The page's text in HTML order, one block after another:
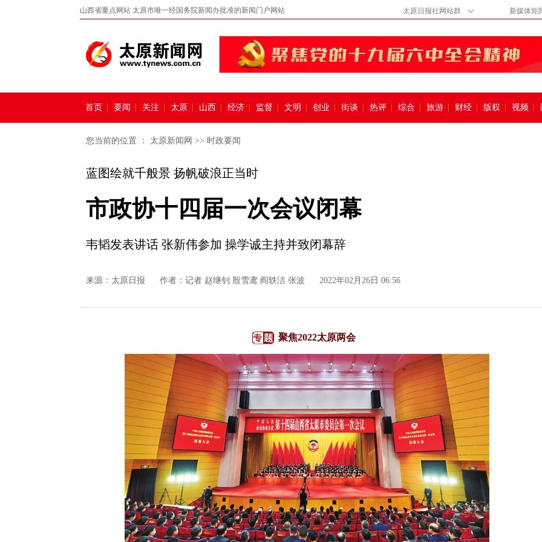
山西省重点网站 太原市唯一经国务院新闻办批准的新闻门户网站 太原日报社网站群 新媒体矩
首页 要闻 关注 太原 山西 经济 监督 文明 创业 街谈 热评 综合 旅游 财经 版权 视频
您当前的位置 ： 太原新闻网 >> 时政要闻
蓝图绘就千般景 扬帆破浪正当时
市政协十四届一次会议闭幕
韦韬发表讲话 张新伟参加 操学诚主持并致闭幕辞
来源： 太原日报 作者：记者 赵继钊 殷雪鸢 阎轶洁 张波 2022年02月26日 06:56
聚焦2022太原两会